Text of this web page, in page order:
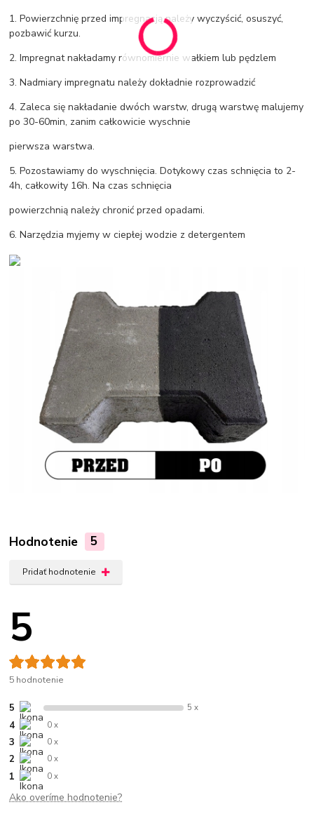
1. Powierzchnię przed impregnacją należy wyczyścić, osuszyć,
pozbawić kurzu.
2. Impregnat nakładamy równomiernie wałkiem lub pędzlem
3. Nadmiary impregnatu należy dokładnie rozprowadzić
4. Zaleca się nakładanie dwóch warstw, drugą warstwę malujemy
po 30-60min, zanim całkowicie wyschnie
pierwsza warstwa.
5. Pozostawiamy do wyschnięcia. Dotykowy czas schnięcia to 2-
4h, całkowity 16h. Na czas schnięcia
powierzchnią należy chronić przed opadami.
6. Narzędzia myjemy w ciepłej wodzie z detergentem
Hodnotenie 5
Pridať hodnotenie
5
5 hodnotenie
5 5 x
4 0 x
3 0 x
2 0 x
1 0 x
Ako overíme hodnotenie?